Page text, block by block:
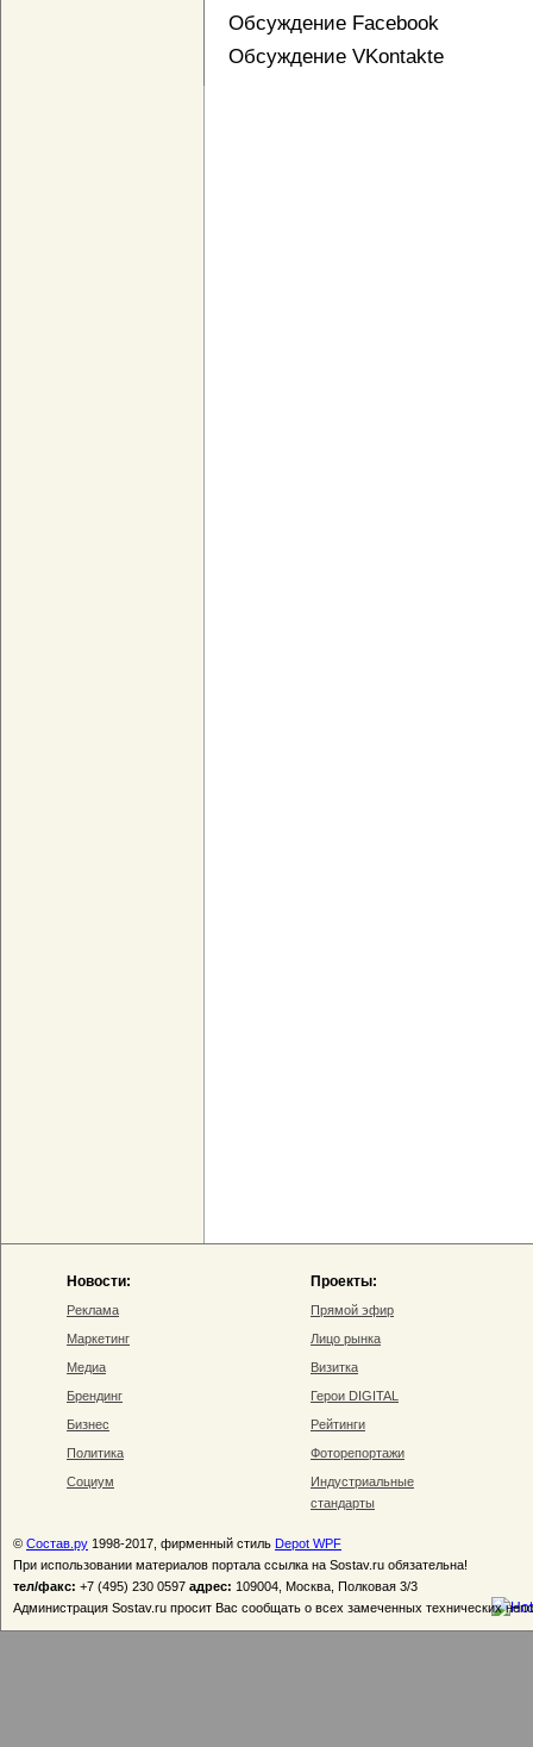
Обсуждение Facebook
Обсуждение VKontakte
Новости:
Реклама
Маркетинг
Медиа
Брендинг
Бизнес
Политика
Социум
Проекты:
Прямой эфир
Лицо рынка
Визитка
Герои DIGITAL
Рейтинги
Фоторепортажи
Индустриальные
стандарты
© Состав.ру 1998-2017, фирменный стиль Depot WPF
При использовании материалов портала ссылка на Sostav.ru обязательна!
тел/факс: +7 (495) 230 0597 адрес: 109004, Москва, Полковая 3/3
Администрация Sostav.ru просит Вас сообщать о всех замеченных технических